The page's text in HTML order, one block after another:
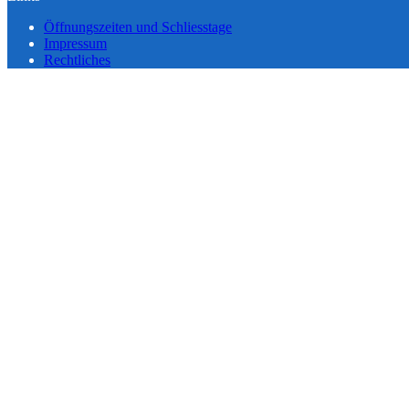
Öffnungszeiten und Schliesstage
Impressum
Rechtliches